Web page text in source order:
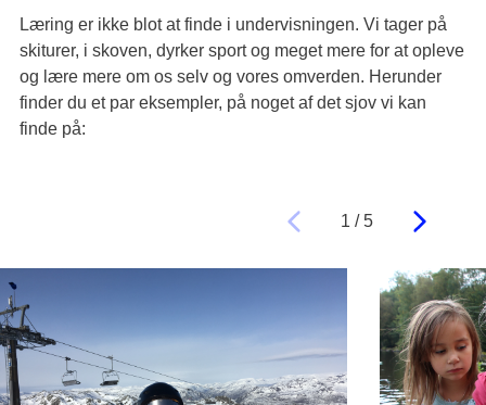
Læring er ikke blot at finde i undervisningen. Vi tager på
skiturer, i skoven, dyrker sport og meget mere for at opleve
og lære mere om os selv og vores omverden. Herunder
finder du et par eksempler, på noget af det sjov vi kan
finde på:
1 /5